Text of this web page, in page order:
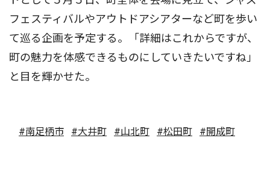
フェスティバルやアウトドアシアターなど町を歩い
て巡る企画を予定する。「詳細はこれからですが、
町の魅力を体感できるものにしていきたいですね」
と目を輝かせた。
#南足柄市 #大井町 #山北町 #松田町 #開成町